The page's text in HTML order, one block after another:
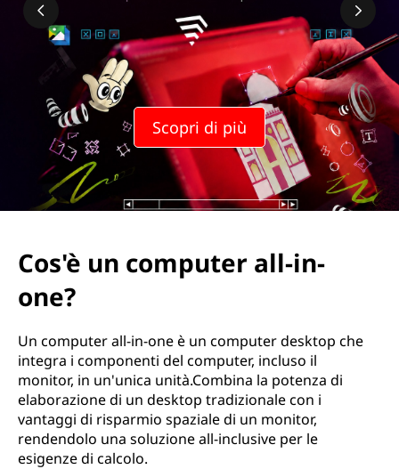
Scopri di più
Cos'è un computer all-in-
one?
Un computer all-in-one è un computer desktop che
integra i componenti del computer, incluso il
monitor, in un'unica unità.Combina la potenza di
elaborazione di un desktop tradizionale con i
vantaggi di risparmio spaziale di un monitor,
rendendolo una soluzione all-inclusive per le
esigenze di calcolo.